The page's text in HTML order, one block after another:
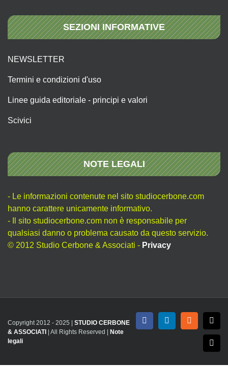
SEZIONI INFORMATIVE
NEWSLETTER
Termini e condizioni d'uso
Linee guida editoriale - principi e valori
Scivici
NOTE LEGALI
- Le informazioni contenute nel sito studiocerbone.com
hanno carattere unicamente informativo.
- Il sito studiocerbone.com non è responsabile per
qualsiasi danno o problema causato da questo servizio.
© 2012 Studio Cerbone & Associati - Privacy
Copyright 2012 - 2025 | STUDIO CERBONE
& ASSOCIATI
| All Rights Reserved |
Note
legali
FacebookLinkedInRss X